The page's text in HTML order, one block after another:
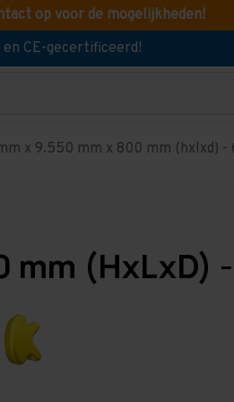
op voor de mogelijkheden!
en CE-gecertificeerd!
x 9.550 mm x 800 mm (hxlxd) -
(HxLxD)